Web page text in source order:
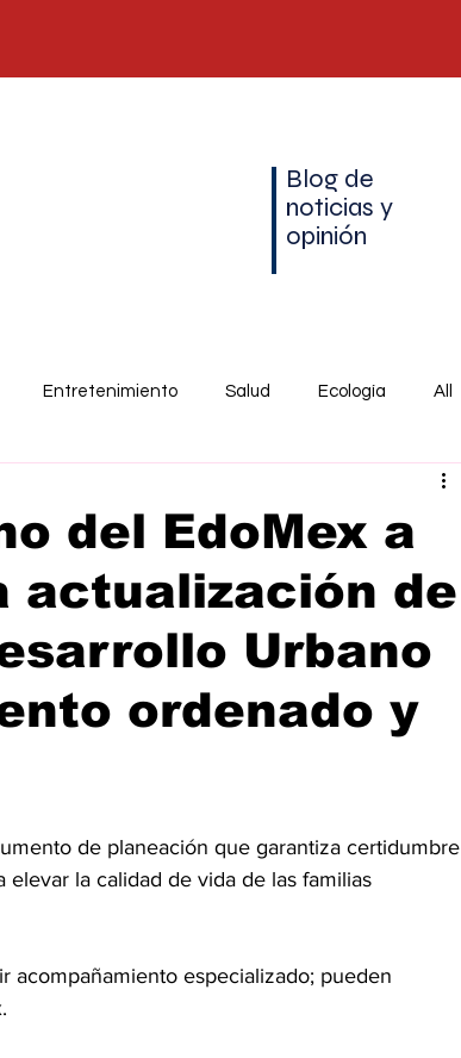
Blog de
noticias y
opinión
Entretenimiento Salud Ecología All
del EdoMex a
actualización de
Urbano
ordenado y
de planeación que garantiza certidumbre
la calidad de vida de las familias
acompañamiento especializado; pueden